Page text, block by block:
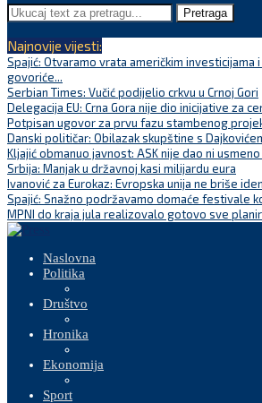
Pretraga
Najnovije vijesti:
Spajić: Otvaramo vrata američkim
govoriće...
Serbian Times: Vučić podijelio crkvu u Crnoj Gori
Delegacija EU: Crna Gora nije dio inicijative za
Potpisan ugovor za prvu fazu stambenog
Danski političar: Obilazak skupštine s
Kljajić obmanuo javnost: ASK nije dao ni
Srbija: Manjak u državnoj kasi milijardu eura
Ivanović za Eurokaz: Evropska unija ne briše
Spajić: Snažno podržavamo domaće festivale
MPNI do kraja jula realizovalo gotovo sve
Naslovna
Politika
Društvo
Hronika
Ekonomija
Sport